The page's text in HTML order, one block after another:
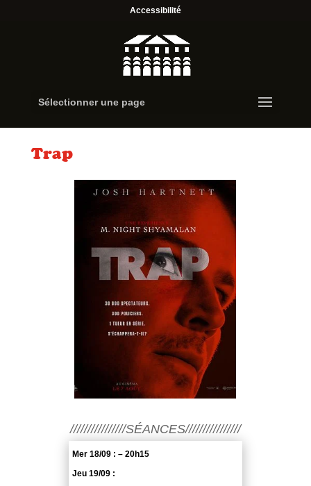
Accessibilité
Sélectionner une page
Trap
////////////////SÉANCES////////////////
Mer 18/09 : – 20h15
Jeu 19/09 :